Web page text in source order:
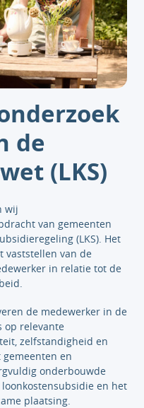
de
(LKS)
wij
van gemeenten
(LKS). Het
vaststellen van de
in relatie tot de
de medewerker in de
op relevante
zelfstandigheid en
en
onderbouwde
en het
plaatsing.